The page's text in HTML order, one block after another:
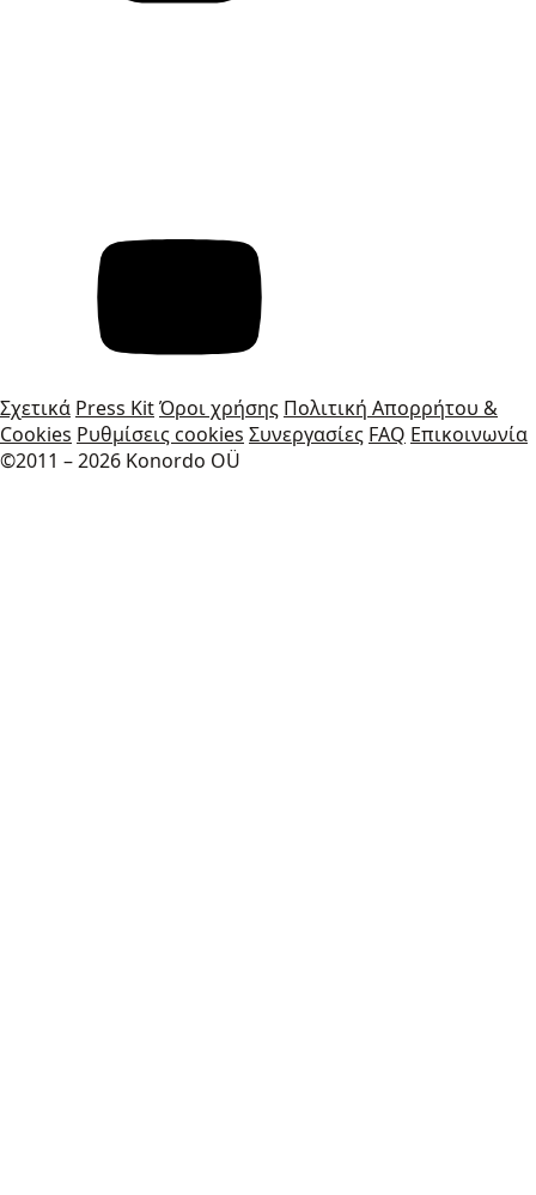
Σχετικά Press KitΌροι χρήσης Πολιτική Απορρήτου &
Cookies Ρυθμίσεις cookies Συνεργασίες FAQ Επικοινωνία
©2011 – 2026 Konordo OÜ